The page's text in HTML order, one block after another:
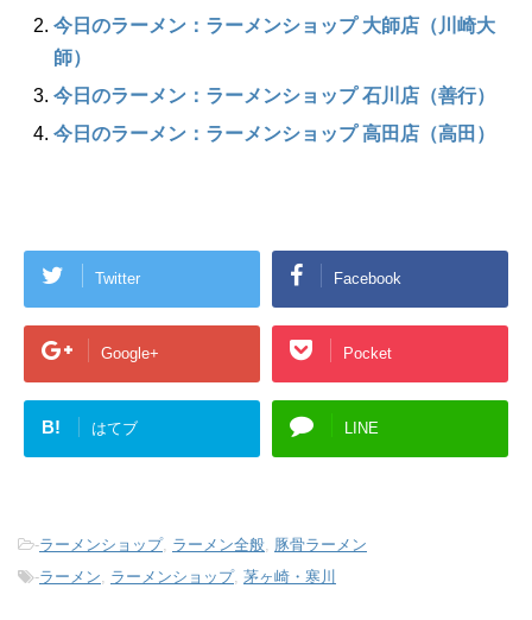
今日のラーメン：ラーメンショップ 大師店（川崎大
師）
今日のラーメン：ラーメンショップ 石川店（善行）
今日のラーメン：ラーメンショップ 高田店（高田）
Twitter Facebook
Google+ Pocket
B! はてブ LINE
-ラーメンショップ, ラーメン全般
豚骨ラーメン
-ラーメン ラーメンショップ, 茅ヶ崎・寒川